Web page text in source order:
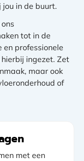
in de buurt.
tot in de
en professionele
ingezet. Zet
maar ook
of
met een